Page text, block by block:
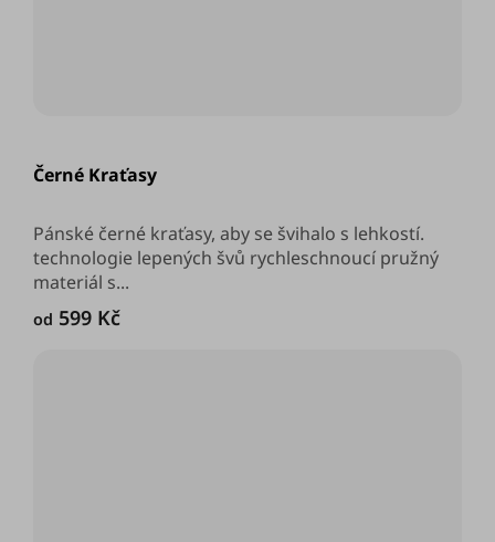
Černé Kraťasy
produktu
z
5
hvězdiček.
od 599 Kč
Pánské černé kraťasy, aby se švihalo s lehkostí.
technologie lepených švů rychleschnoucí pružný
materiál s...